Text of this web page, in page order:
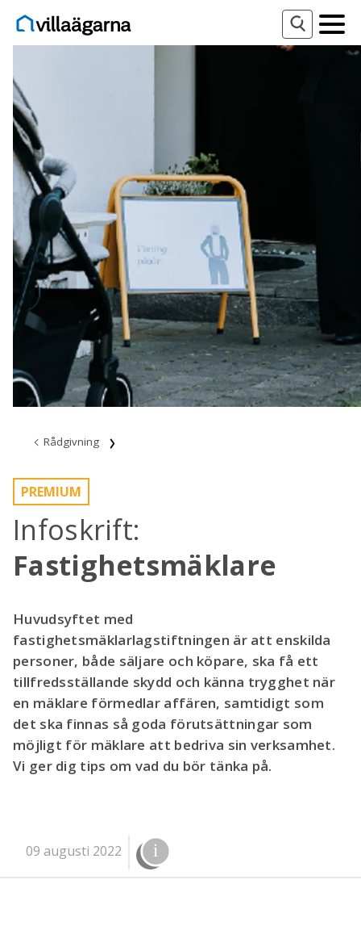
Rådgivning
PREMIUM
Infoskrift:
Fastighetsmäklare
Huvudsyftet med
fastighetsmäklarlagstiftningen är att enskilda
personer, både säljare och köpare, ska få ett
tillfredsställande skydd och känna trygghet när
en mäklare förmedlar affären, samtidigt som
det ska finnas så goda förutsättningar som
möjligt för mäklare att bedriva sin verksamhet.
Vi ger dig tips om vad du bör tänka på.
09 augusti 2022